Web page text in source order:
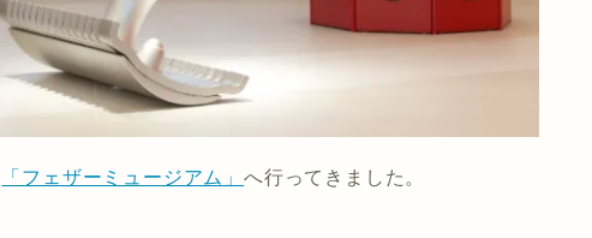
「フェザーミュージアム」へ行ってきました。